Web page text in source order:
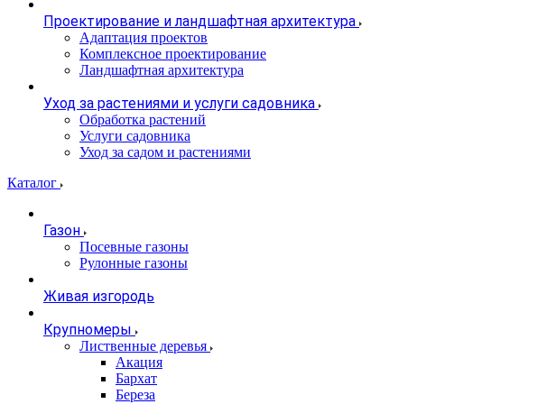
Проектирование и ландшафтная архитектура
Адаптация проектов
Комплексное проектирование
Ландшафтная архитектура
Уход за растениями и услуги садовника
Обработка растений
Услуги садовника
Уход за садом и растениями
Каталог
Газон
Посевные газоны
Рулонные газоны
Живая изгородь
Крупномеры
Лиственные деревья
Акация
Бархат
Береза